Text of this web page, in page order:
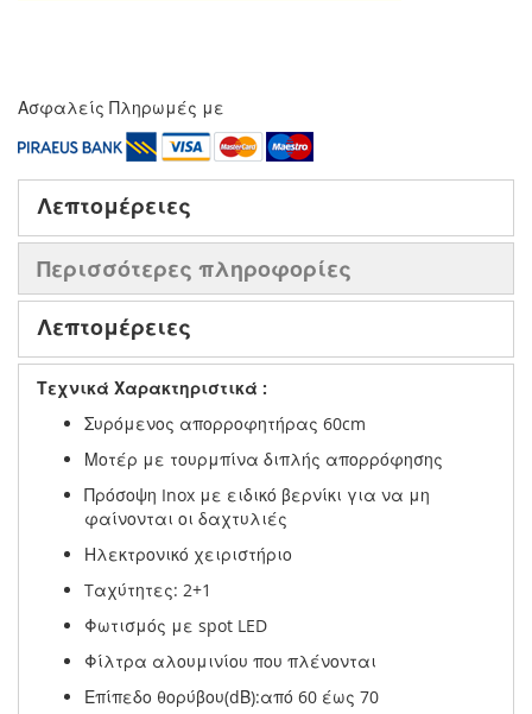
Ασφαλείς Πληρωμές με
Λεπτομέρειες
Περισσότερες πληροφορίες
Λεπτομέρειες
Τεχνικά Χαρακτηριστικά :
Συρόμενος απορροφητήρας 60cm
Μοτέρ με τουρμπίνα διπλής απορρόφησης
Πρόσοψη Inox με ειδικό βερνίκι για να μη
φαίνονται οι δαχτυλιές
Ηλεκτρονικό χειριστήριο
Tαχύτητες: 2+1
Φωτισμός με spot LED
Φίλτρα αλουμινίου που πλένονται
Επίπεδο θορύβου(dΒ):από 60 έως 70